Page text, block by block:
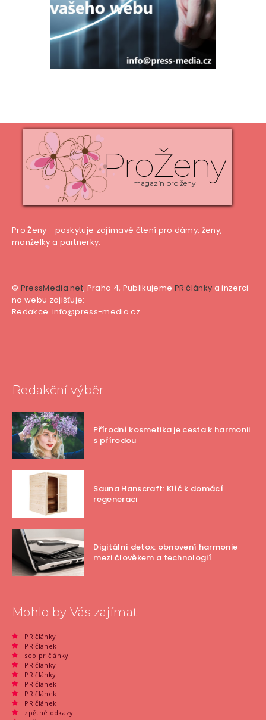
ProŽeny
magazín pro ženy
Pro Ženy - poskytuje zajímavé čtení pro dámy, ženy,
manželky a partnerky.
© PressMedia.net, Praha 4, Publikujeme PR články a inzerci
na webu zajišťuje:
Redakce: info@press-media.cz
Redakční výběr
Přírodní kosmetika je cesta k harmonii
s přírodou
Sauna Hanscraft: Klíč k domácí
regeneraci
Digitální detox: obnovení harmonie
mezi člověkem a technologií
Mohlo by Vás zajímat
PR články
PR článek
seo pr články
PR články
PR články
PR článek
PR článek
PR článek
zpětné odkazy